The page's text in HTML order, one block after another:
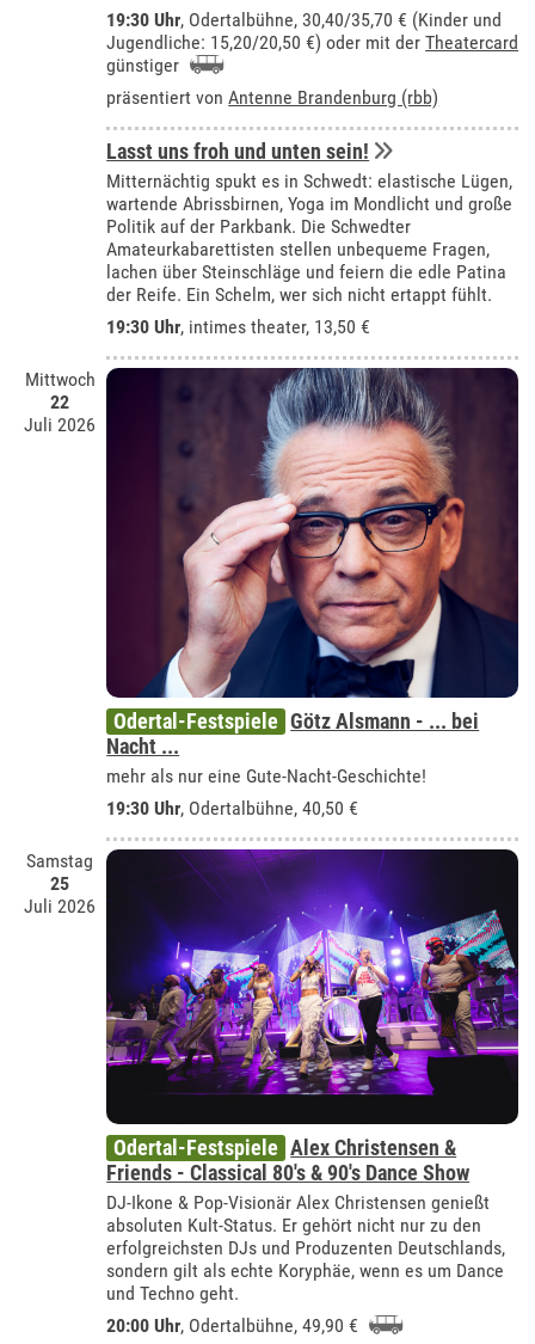
19:30 Uhr, Odertalbühne, 30,40/35,70 € (Kinder und
Jugendliche: 15,20/20,50 €) oder mit derTheatercard
günstiger
präsentiert vonAntenne Brandenburg (rbb)
Lasst uns froh und unten sein!
Mitternächtig spukt es in Schwedt: elastische Lügen,
wartende Abrissbirnen, Yoga im Mondlicht und große
Politik auf der Parkbank. Die Schwedter
Amateurkabarettisten stellen unbequeme Fragen,
lachen über Steinschläge und feiern die edle Patina
der Reife. Ein Schelm, wer sich nicht ertappt fühlt.
19:30 Uhr, intimes theater, 13,50 €
Mittwoch
22
Juli 2026
Odertal-Festspiele Götz Alsmann - ... bei
Nacht ...
mehr als nur eine Gute-Nacht-Geschichte!
19:30 Uhr, Odertalbühne, 40,50 €
Samstag
25
Juli 2026
Odertal-Festspiele Alex Christensen &
Friends - Classical 80's & 90's Dance Show
DJ-Ikone & Pop-Visionär Alex Christensen genießt
absoluten Kult-Status. Er gehört nicht nur zu den
erfolgreichsten DJs und Produzenten Deutschlands,
sondern gilt als echte Koryphäe, wenn es um Dance
und Techno geht.
20:00 Uhr, Odertalbühne, 49,90 €